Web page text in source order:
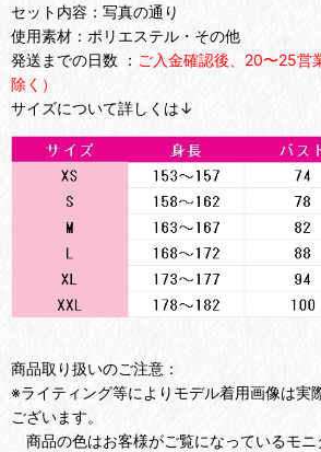
セット内容：写真の通り
使用素材：ポリエステル・その他
発送までの日数 ： ご入金確認後、20〜25営
除く）
サイズについて詳しくは↓
商品取り扱いのご注意：
※ライティング等によりモデル着用画像は実
ございます。
商品の色はお客様がご覧になっているモニ